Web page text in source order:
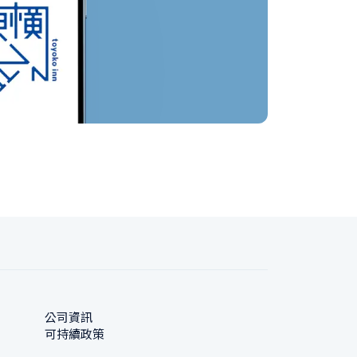
公司資訊
可持續政策